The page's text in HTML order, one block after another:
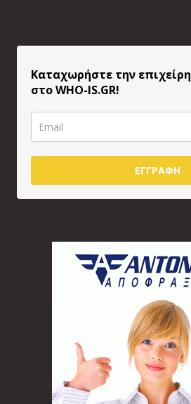
Καταχωρήστε την
στο WHO-IS.GR!
ΕΓΓΡΑΦΗ